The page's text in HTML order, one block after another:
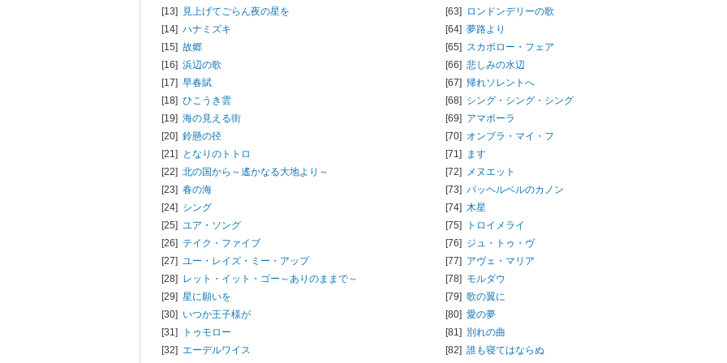
[13] 見上げてごらん夜の星を
[14] ハナミズキ
[15] 故郷
[16] 浜辺の歌
[17] 早春賦
[18] ひこうき雲
[19] 海の見える街
[20] 鈴懸の径
[21] となりのトトロ
[22] 北の国から～遙かなる大地より～
[23] 春の海
[24] シング
[25] ユア・ソング
[26] テイク・ファイブ
[27] ユー・レイズ・ミー・アップ
[28] レット・イット・ゴー～ありのままで～
[29] 星に願いを
[30] いつか王子様が
[31]
トゥモロー
[32] エーデルワイス
[63] ロンドンデリーの歌
[64] 夢路より
[65] スカボロー・フェア
[66] 悲しみの水辺
[67] 帰れソレントへ
[68] シング・シング・シング
[69] アマポーラ
[70] オンブラ・マイ・フ
[71] ます
[72] メヌエット
[73] パッヘルベルのカノン
[74] 木星
[75]
トロイメライ
[76] ジュ・トゥ・ヴ
[77] アヴェ・マリア
[78] モルダウ
[79] 歌の翼に
[80] 愛の夢
[81] 別れの曲
[82] 誰も寝てはならぬ